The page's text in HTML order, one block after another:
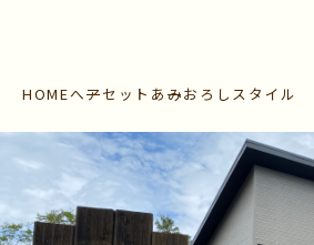
HOMEへアセット あみおろしスタイル